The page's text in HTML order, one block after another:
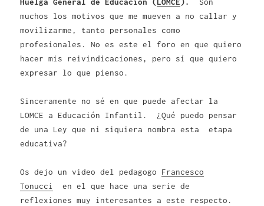
Huelga General de Educación (LOMCE).
Son
muchos los motivos que me mueven a no callar y
movilizarme, tanto personales como
profesionales. No es este el foro en que quiero
hacer mis reivindicaciones, pero sí que quiero
expresar lo que pienso.
Sinceramente no sé en que puede afectar la
LOMCE a Educación Infantil. ¿Qué puedo pensar
de una Ley que ni siquiera nombra esta etapa
educativa?
Os dejo un video del pedagogo Francesco
Tonucci
en el que hace una serie de
reflexiones muy interesantes a este respecto.